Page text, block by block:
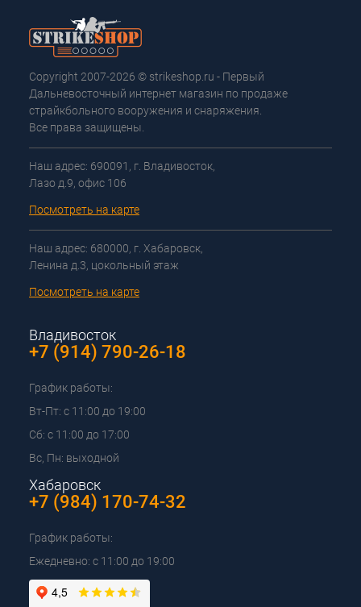
Copyright 2007-2026 © strikeshop.ru - Первый
Дальневосточный интернет магазин по продаже
страйкбольного вооружения и снаряжения.
Все права защищены.
Наш адрес: 690091, г. Владивосток,
Лазо д.9, офис 106
Посмотреть на карте
Наш адрес: 680000, г. Хабаровск,
Ленина д.3, цокольный этаж
Посмотреть на карте
Владивосток
+7 (914) 790-26-18
График работы:
Вт-Пт: с 11:00 до 19:00
Сб: с 11:00 до 17:00
Вс, Пн: выходной
Хабаровск
+7 (984) 170-74-32
График работы:
Ежедневно: с 11:00 до 19:00